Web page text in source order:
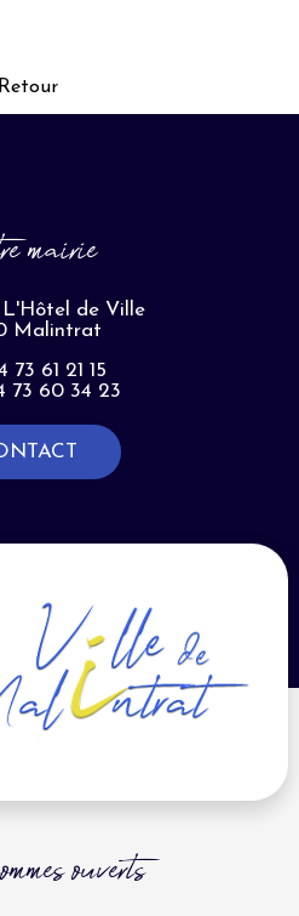
Retour
mairie
L'Hôtel de Ville
Malintrat
73 61 21 15
73 60 34 23
ouverts